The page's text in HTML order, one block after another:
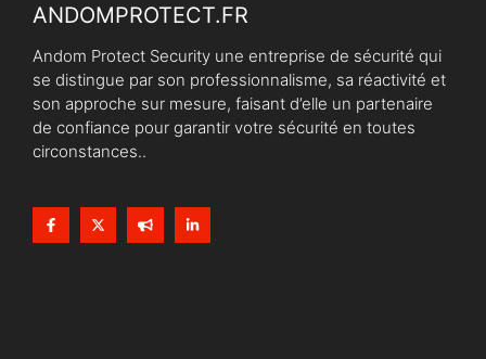
ANDOMPROTECT.FR
Andom Protect Security une entreprise de sécurité qui
se distingue par son professionnalisme, sa réactivité et
son approche sur mesure, faisant d’elle un partenaire
de confiance pour garantir votre sécurité en toutes
circonstances..